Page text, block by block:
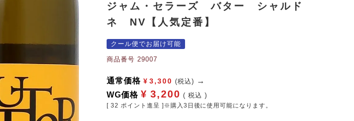
ジャム・セラーズ バター シャルド
ネ NV【人気定番】
クール便でお届け可能
商品番号 29007
通常価格 ¥ 3,300 (税込)
WG価格 ¥ 3,200 税込
[ 32 ポイント進呈 ]※購入3日後に使用可能になります。